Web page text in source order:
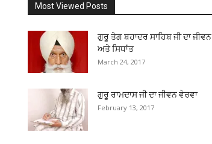
Most Viewed Posts
ਗੁਰੂ ਤੇਗ ਬਹਾਦਰ ਸਾਹਿਬ ਜੀ ਦਾ ਜੀਵਨ
ਅਤੇ ਸਿਧਾਂਤ
March 24, 2017
ਗੁਰੂ ਰਾਮਦਾਸ ਜੀ ਦਾ ਜੀਵਨ ਵੇਰਵਾ
February 13, 2017